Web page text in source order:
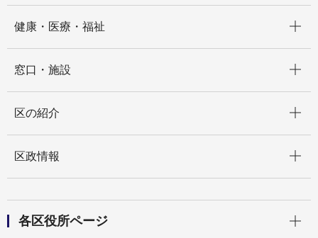
健康・医療・福祉
窓口・施設
区の紹介
区政情報
各区役所ページ